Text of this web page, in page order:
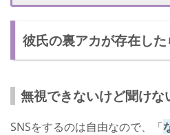
裏アカを見つけた体験談② ヤリ目
彼氏の裏アカが存在し
無視できないけど聞け
SNSをするのは自由なので、「